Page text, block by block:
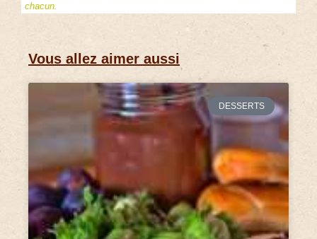
chacun.
Vous allez aimer aussi
DESSERTS